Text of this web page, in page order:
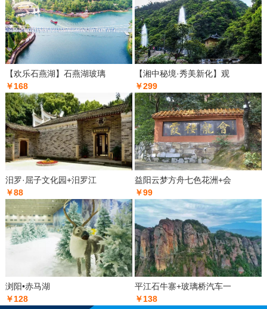
【欢乐石燕湖】石燕湖玻璃
￥168
【湘中秘境·秀美新化】观
￥299
汨罗·屈子文化园+汨罗江
￥88
益阳云梦方舟七色花洲+会
￥99
浏阳•赤马湖
￥128
平江石牛寨+玻璃桥汽车一
￥138